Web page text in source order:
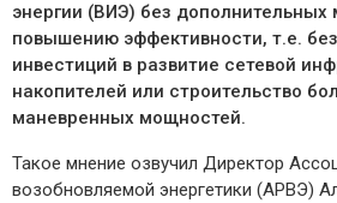
энергии (ВИЭ) без дополнительных
повышению эффективности, т.е.
инвестиций в развитие сетевой
накопителей или строительство
маневренных мощностей.
Такое мнение озвучил Директор
возобновляемой энергетики (АРВЭ)